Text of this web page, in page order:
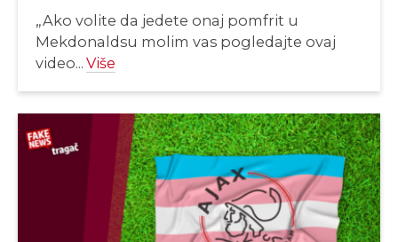
„Ako volite da jedete onaj pomfrit u
Mekdonaldsu molim vas pogledajte ovaj
video... Više